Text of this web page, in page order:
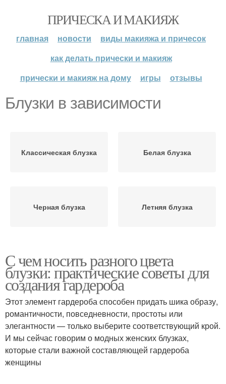
ПРИЧЕСКА И МАКИЯЖ
главная новости
виды макияжа и причесок
как делать прически и макияж
прически и макияж на дому
игры отзывы
Блузки в зависимости
Классическая блузка Белая блузка
Черная блузка Летняя блузка
С чем носить разного цвета
блузки: практические советы для
создания гардероба
Этот элемент гардероба способен придать шика образу,
романтичности, повседневности, простоты или
элегантности — только выберите соответствующий крой.
И мы сейчас говорим о модных женских блузках,
которые стали важной составляющей гардероба
женщины